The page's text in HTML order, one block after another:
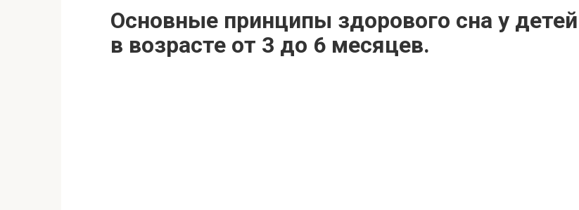
Основные принципы здорового сна у детей
в возрасте от 3 до 6 месяцев.